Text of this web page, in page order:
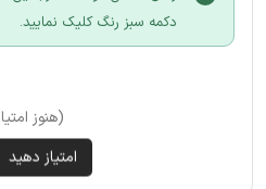
دکمه سبز رنگ کلیک نمایید.
(هنوز